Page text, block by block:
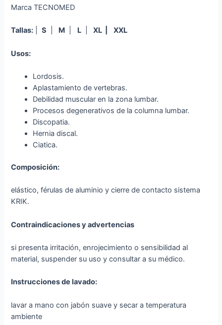
Marca TECNOMED
Tallas: |S M L XL | XXL
Usos:
Lordosis.
Aplastamiento de vertebras.
Debilidad muscular en la zona lumbar.
Procesos degenerativos de la columna lumbar.
Discopatia.
Hernia discal.
Ciatica.
Composición:
elástico, férulas de aluminio y cierre de contacto sistema
KRIK.
Contraindicaciones y advertencias
si presenta irritación, enrojecimiento o sensibilidad al
material, suspender su uso y consultar a su médico.
Instrucciones de lavado:
lavar a mano con jabón suave y secar a temperatura
ambiente